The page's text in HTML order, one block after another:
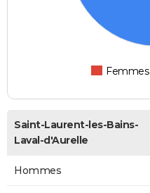
Femmes
Saint-Laurent-les-Bains-
Laval-d'Aurelle
Hommes